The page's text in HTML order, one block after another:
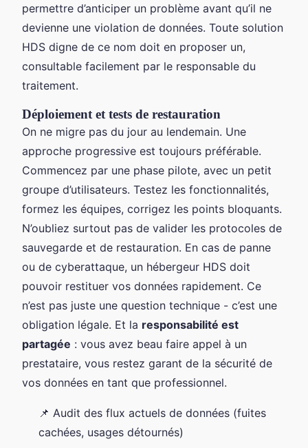
permettre d’anticiper un problème avant qu’il ne
devienne une violation de données. Toute solution
HDS digne de ce nom doit en proposer un,
consultable facilement par le responsable du
traitement.
Déploiement et tests de restauration
On ne migre pas du jour au lendemain. Une
approche progressive est toujours préférable.
Commencez par une phase pilote, avec un petit
groupe d’utilisateurs. Testez les fonctionnalités,
formez les équipes, corrigez les points bloquants.
N’oubliez surtout pas de valider les protocoles de
sauvegarde et de restauration. En cas de panne
ou de cyberattaque, un hébergeur HDS doit
pouvoir restituer vos données rapidement. Ce
n’est pas juste une question technique - c’est une
obligation légale. Et la responsabilité est
partagée : vous avez beau faire appel à un
prestataire, vous restez garant de la sécurité de
vos données en tant que professionnel.
📌 Audit des flux actuels de données (fuites
cachées, usages détournés)